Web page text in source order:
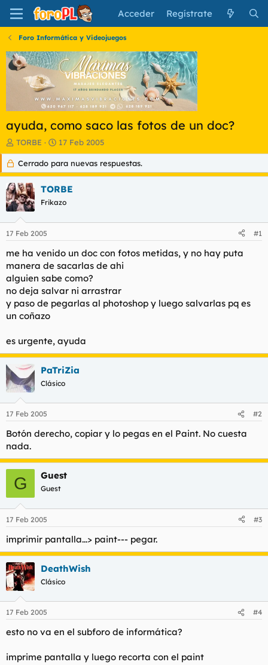
Acceder Regístrate
Foro Informática y Videojuegos
ayuda, como saco las fotos de un doc?
I
n
c
i
a
d
o
d
l
t
e
m
a
TORBE
F
e
c
h
a
d
e
i
c
o
17 Feb 2005
Cerrado para nuevas respuestas.
TORBE
Frikazo
17 Feb 2005 #1
me ha venido un doc con fotos metidas, y no hay puta
manera de sacarlas de ahi
alguien sabe como?
no deja salvar ni arrastrar
y paso de pegarlas al photoshop y luego salvarlas pq es
un coñazo
es urgente, ayuda
PaTriZia
Clásico
17 Feb 2005 #2
Botón derecho, copiar y lo pegas en el Paint. No cuesta
nada.
G Guest
Guest
17 Feb 2005 #3
imprimir pantalla...> paint--- pegar.
DeathWish
Clásico
17 Feb 2005 #4
esto no va en el subforo de informática?
imprime pantalla y luego recorta con el paint